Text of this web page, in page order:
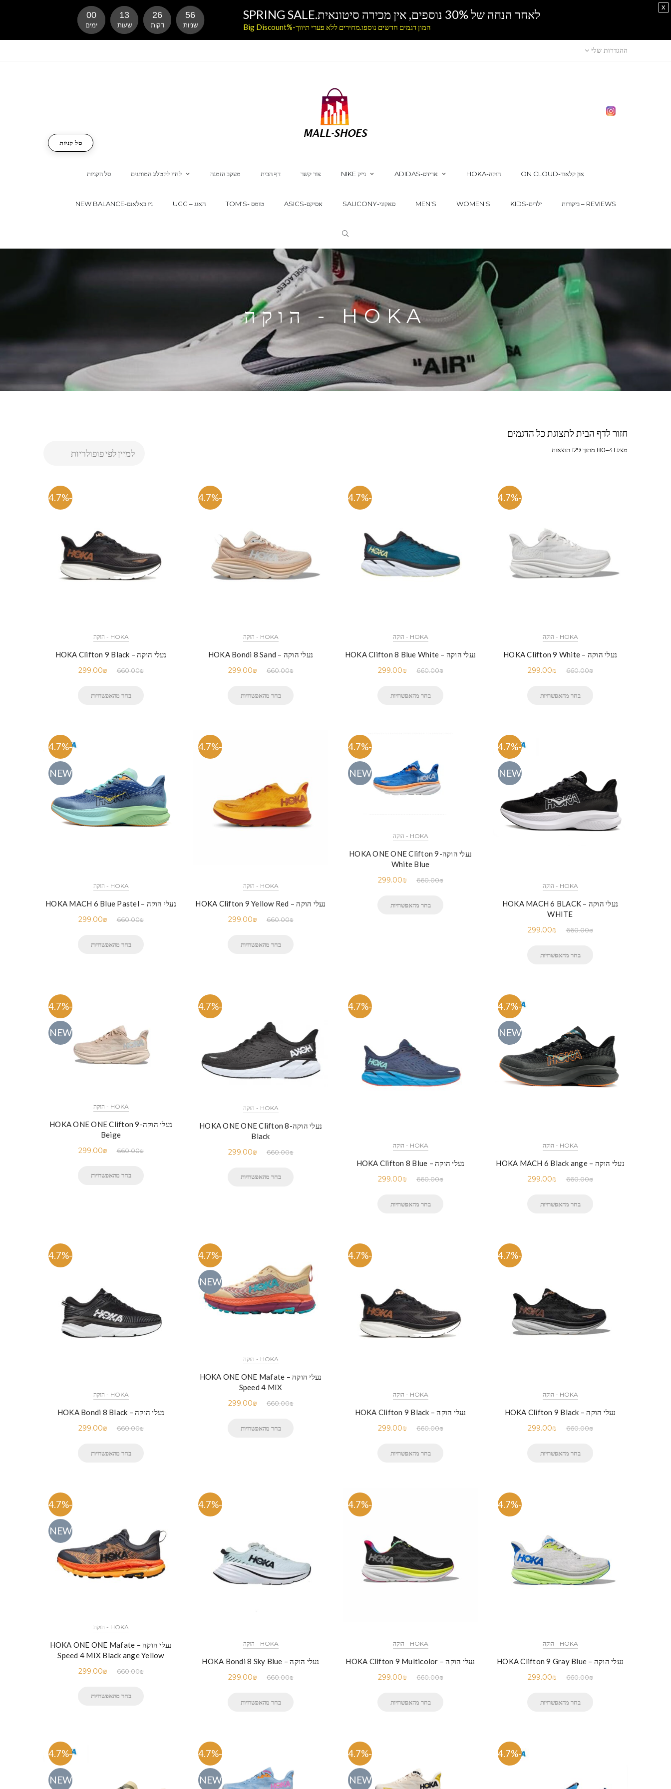
ההגדרות שלי
סל הקניות לחץ לקטלוג המותגים מעקב הזמנה דף הבית צור קשר NIKE נייק ADIDAS-אדידס HOKA-הוקה ON CLOUD-און קלאוד
NEW BALANCE-ניו באלאנס UGG – האגג TOM'S- טומס ASICS-אסיקס SAUCONY-סאקוני MEN'S WOMEN'S KIDS-ילדים ביקורות – REVIEWS
סל קניות
HOKA - הוקה
חזור לדף הבית לתצוגת כל הדגמים
מציג 41–80 מתוך 129 תוצאות
-54.7%
HOKA - הוקה
נעלי הוקה – HOKA Clifton 9 Black
660.00₪
299.00₪
בחר מהאפשרויות
-54.7%
HOKA - הוקה
נעלי הוקה – HOKA Bondi 8 Sand
660.00₪
299.00₪
בחר מהאפשרויות
-54.7%
HOKA - הוקה
נעלי הוקה – HOKA Clifton 8 Blue White
660.00₪
299.00₪
בחר מהאפשרויות
-54.7%
HOKA - הוקה
נעלי הוקה – HOKA Clifton 9 White
660.00₪
299.00₪
בחר מהאפשרויות
-54.7%
NEW
HOKA - הוקה
נעלי הוקה – HOKA MACH 6 Blue Pastel
660.00₪
299.00₪
בחר מהאפשרויות
-54.7%
HOKA - הוקה
נעלי הוקה – HOKA Clifton 9 Yellow Red
660.00₪
299.00₪
בחר מהאפשרויות
-54.7%
NEW
HOKA - הוקה
נעלי הוקה-HOKA ONE ONE Clifton 9
White Blue
660.00₪
299.00₪
בחר מהאפשרויות
-54.7%
NEW
HOKA - הוקה
נעלי הוקה – HOKA MACH 6 BLACK
WHITE
660.00₪
299.00₪
בחר מהאפשרויות
-54.7%
NEW
HOKA - הוקה
נעלי הוקה-HOKA ONE ONE Clifton 9
Beige
660.00₪
299.00₪
בחר מהאפשרויות
-54.7%
HOKA - הוקה
נעלי הוקה-HOKA ONE ONE Clifton 8
Black
660.00₪
299.00₪
בחר מהאפשרויות
-54.7%
HOKA - הוקה
נעלי הוקה – HOKA Clifton 8 Blue
660.00₪
299.00₪
בחר מהאפשרויות
-54.7%
NEW
HOKA - הוקה
נעלי הוקה – HOKA MACH 6 Black ange
660.00₪
299.00₪
בחר מהאפשרויות
-54.7%
HOKA - הוקה
נעלי הוקה – HOKA Bondi 8 Black
660.00₪
299.00₪
בחר מהאפשרויות
-54.7%
NEW
HOKA - הוקה
נעלי הוקה – HOKA ONE ONE Mafate
Speed 4 MIX
660.00₪
299.00₪
בחר מהאפשרויות
-54.7%
HOKA - הוקה
נעלי הוקה – HOKA Clifton 9 Black
660.00₪
299.00₪
בחר מהאפשרויות
-54.7%
HOKA - הוקה
נעלי הוקה – HOKA Clifton 9 Black
660.00₪
299.00₪
בחר מהאפשרויות
-54.7%
NEW
HOKA - הוקה
נעלי הוקה – HOKA ONE ONE Mafate
Speed 4 MIX Black ange Yellow
660.00₪
299.00₪
בחר מהאפשרויות
-54.7%
HOKA - הוקה
נעלי הוקה – HOKA Bondi 8 Sky Blue
660.00₪
299.00₪
בחר מהאפשרויות
-54.7%
HOKA - הוקה
נעלי הוקה – HOKA Clifton 9 Multicolor
660.00₪
299.00₪
בחר מהאפשרויות
-54.7%
HOKA - הוקה
נעלי הוקה – HOKA Clifton 9 Gray Blue
660.00₪
299.00₪
בחר מהאפשרויות
-54.7%
NEW
-54.7%
NEW
-54.7%
NEW
-54.7%
לאחר הנחה של 30% נוספים, אין מכירה סיטונאית.SPRING SALE
המון דגמים חדשים נוספו.מחירים ללא פערי תיווך-%Big Discount
00
ימים
13
שעות
26
דקות
55
שניות
x